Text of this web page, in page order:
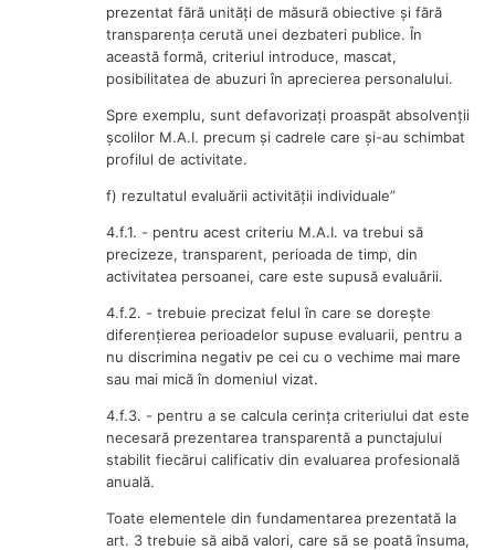
prezentat fără unităţi de măsură obiective şi fără
transparenţa cerută unei dezbateri publice. În
această formă, criteriul introduce, mascat,
posibilitatea de abuzuri în aprecierea personalului.
Spre exemplu, sunt defavorizaţi proaspăt absolvenţii
şcolilor M.A.I. precum şi cadrele care şi-au schimbat
profilul de activitate.
f) rezultatul evaluării activităţii individuale”
4.f.1. - pentru acest criteriu M.A.I. va trebui să
precizeze, transparent, perioada de timp, din
activitatea persoanei, care este supusă evaluării.
4.f.2. - trebuie precizat felul în care se doreşte
diferenţierea perioadelor supuse evaluarii, pentru a
nu discrimina negativ pe cei cu o vechime mai mare
sau mai mică în domeniul vizat.
4.f.3. - pentru a se calcula cerinţa criteriului dat este
necesară prezentarea transparentă a punctajului
stabilit fiecărui calificativ din evaluarea profesională
anuală.
Toate elementele din fundamentarea prezentată la
art. 3 trebuie să aibă valori, care să se poată însuma,